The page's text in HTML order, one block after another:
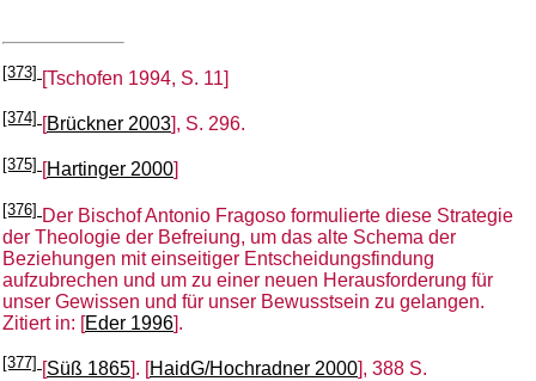
[373] [Tschofen 1994, S. 11]
[374] Brückner 2003 ], S. 296.
[375] Hartinger 2000
[376] Der Bischof Antonio Fragoso formulierte diese Strategie
der Theologie der Befreiung, um das alte Schema der
Beziehungen mit einseitiger Entscheidungsfindung
aufzubrechen und um zu einer neuen Herausforderung für
unser Gewissen und für unser Bewusstsein zu gelangen.
Zitiert in: [Eder 1996].
[377] Süß 1865 ]. [ HaidG/Hochradner 2000 ], 388 S.